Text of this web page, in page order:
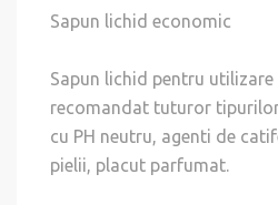
Sapun lichid economic
Sapun lichid pentru utilizare
recomandat tuturor
cu PH neutru, agenti de
pielii, placut parfumat.